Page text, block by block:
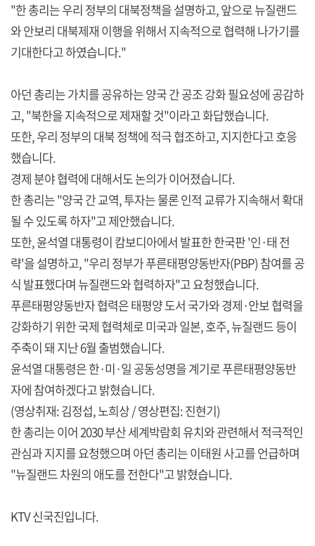
"한 총리는 우리 정부의 대북정책을 설명하고, 앞으로 뉴질랜드
와 안보리 대북제재 이행을 위해서 지속적으로 협력해 나가기를
기대한다고 하였습니다."
아던 총리는 가치를 공유하는 양국 간 공조 강화 필요성에 공감하
고, "북한을 지속적으로 제재할 것"이라고 화답했습니다.
또한, 우리 정부의 대북 정책에 적극 협조하고, 지지한다고 호응
했습니다.
경제 분야 협력에 대해서도 논의가 이어졌습니다.
한 총리는 "양국 간 교역, 투자는 물론 인적 교류가 지속해서 확대
될 수 있도록 하자"고 제안했습니다.
또한, 윤석열 대통령이 캄보디아에서 발표한 한국판 '인·태 전
략'을 설명하고, "우리 정부가 푸른태평양동반자(PBP) 참여를 공
식 발표했다며 뉴질랜드와 협력하자"고 요청했습니다.
푸른태평양동반자 협력은 태평양 도서 국가와 경제·안보 협력을
강화하기 위한 국제 협력체로 미국과 일본, 호주, 뉴질랜드 등이
주축이 돼 지난 6월 출범했습니다.
윤석열 대통령은 한·미·일 공동성명을 계기로 푸른태평양동반
자에 참여하겠다고 밝혔습니다.
(영상취재: 김정섭, 노희상 / 영상편집: 진현기)
한 총리는 이어 2030 부산 세계박람회 유치와 관련해서 적극적인
관심과 지지를 요청했으며 아던 총리는 이태원 사고를 언급하며
"뉴질랜드 차원의 애도를 전한다"고 밝혔습니다.
KTV 신국진입니다.